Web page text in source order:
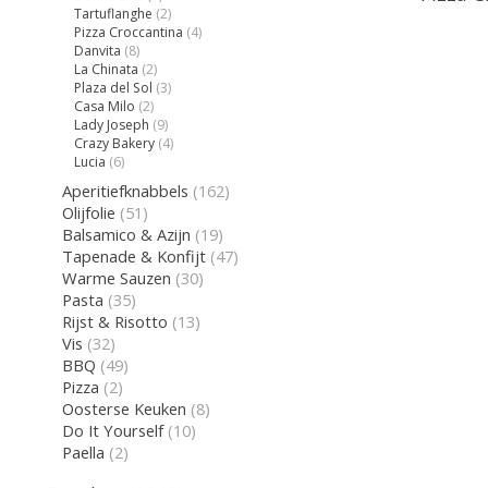
Tartuflanghe (2)
Pizza Croccantina (4)
Danvita (8)
La Chinata (2)
Plaza del Sol (3)
Casa Milo (2)
Lady Joseph (9)
Crazy Bakery (4)
Lucia (6)
Aperitiefknabbels (162)
Olijfolie (51)
Balsamico & Azijn (19)
Tapenade & Konfijt (47)
Warme Sauzen (30)
Pasta (35)
Rijst & Risotto (13)
Vis (32)
BBQ (49)
Pizza (2)
Oosterse Keuken (8)
Do It Yourself (10)
Paella (2)